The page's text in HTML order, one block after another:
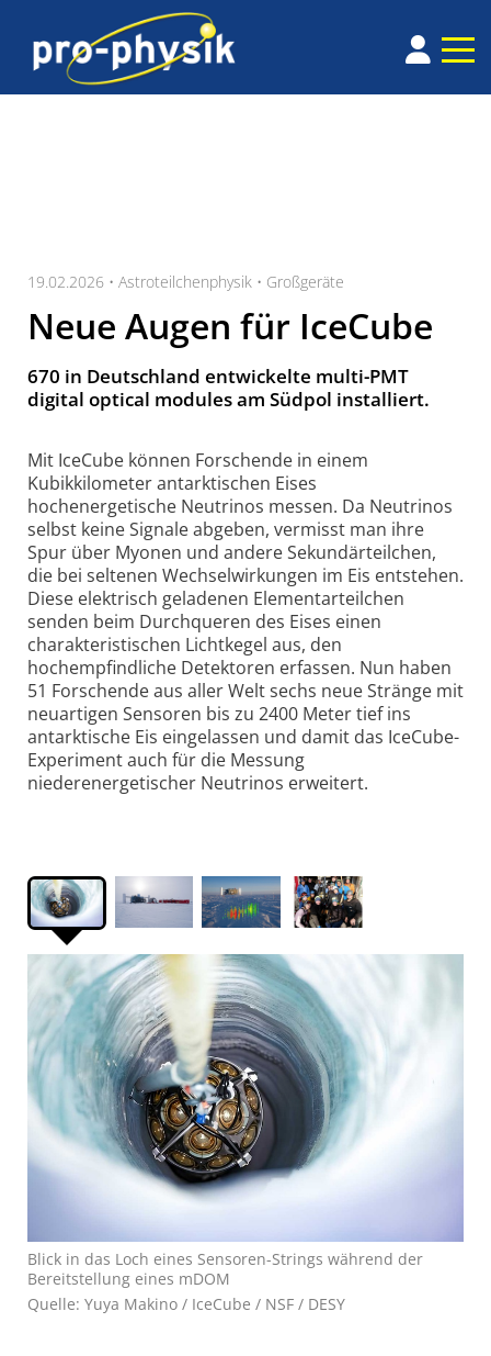
19.02.2026 • Astroteilchenphysik • Großgeräte
Neue Augen für IceCube
670 in Deutsch­land ent­wick­el­te multi-PMT
digital op­ti­cal modu­les am Süd­pol in­stal­liert.
Mit IceCube können Forschende in einem
Kubikkilometer antarktischen Eises
hochenergetische Neutrinos messen. Da Neutrinos
selbst keine Signale abgeben, vermisst man ihre
Spur über Myonen und andere Sekundärteilchen,
die bei seltenen Wechselwirkungen im Eis entstehen.
Diese elektrisch geladenen Elementarteilchen
senden beim Durchqueren des Eises einen
charakteristischen Lichtkegel aus, den
hochempfindliche Detektoren erfassen. Nun haben
51 Forschende aus aller Welt sechs neue Stränge mit
neuartigen Sensoren bis zu 2400 Meter tief ins
antarktische Eis eingelassen und damit das IceCube-
Experiment auch für die Messung
niederenergetischer Neutrinos erweitert.
Blick in das Loch eines Sensoren-Strings während der
Bereitstellung eines mDOM
Quelle: Yuya Makino / IceCube / NSF / DESY